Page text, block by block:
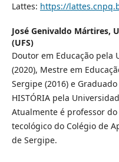
Lattes: https://
José Genivaldo Mártires,
(UFS)
Doutor em Educação pela
(2020), Mestre em
Sergipe (2016) e Graduado
HISTÓRIA pela
Atualmente é professor
tecológico do Colégio de
de Sergipe.